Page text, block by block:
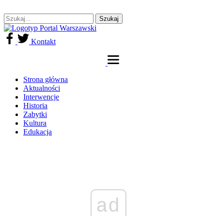
Kontakt
Strona główna
Aktualności
Interwencje
Historia
Zabytki
Kultura
Edukacja
ad